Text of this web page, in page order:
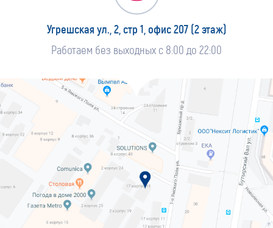
Угрешская ул., 2, стр 1, офис 207 (2 этаж)
Работаем без выходных с 8:00 до 22:00